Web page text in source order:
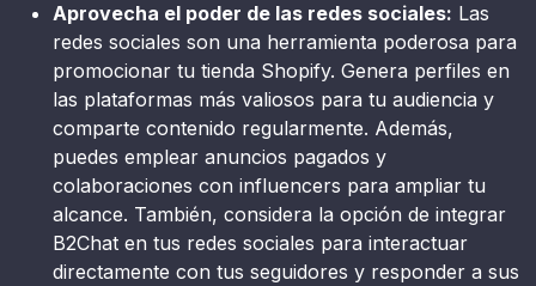
Aprovecha el poder de las redes sociales: Las
redes sociales son una herramienta poderosa para
promocionar tu tienda Shopify. Genera perfiles en
las plataformas más valiosos para tu audiencia y
comparte contenido regularmente. Además,
puedes emplear anuncios pagados y
colaboraciones con influencers para ampliar tu
alcance. También, considera la opción de integrar
B2Chat en tus redes sociales para interactuar
directamente con tus seguidores y responder a sus